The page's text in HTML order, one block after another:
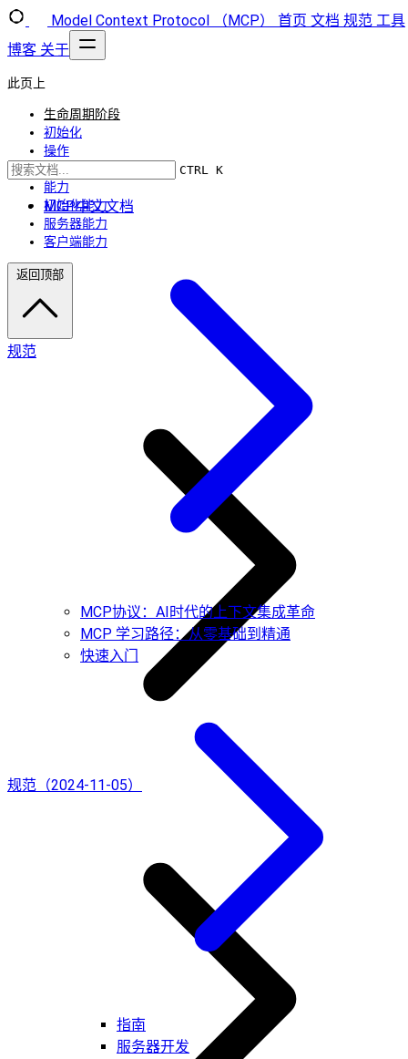
Model Context Protocol （MCP） 首页 文档 规范 工具
博客 关于
CTRL K
MCP中文文档
MCP协议：AI时代的上下文集成革命
MCP 学习路径：从零基础到精通
快速入门
指南
服务器开发
此页上
生命周期阶段
初始化
操作
关闭
能力
初始化能力
服务器能力
客户端能力
返回顶部
规范
规范（2024-11-05）